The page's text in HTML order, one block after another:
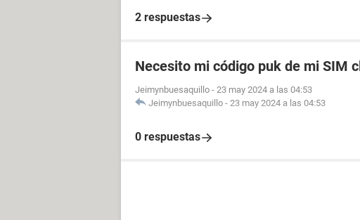
2 respuestas
Necesito mi código puk de mi SIM
Jeimynbuesaquillo - 23 may 2024 a las 04:53
Jeimynbuesaquillo - 23 may 2024 a las 04:53
0 respuestas